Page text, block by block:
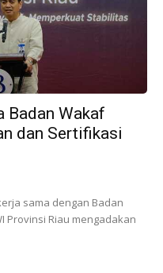
Badan Wakaf
dan Sertifikasi
sama dengan Badan
Provinsi Riau mengadakan